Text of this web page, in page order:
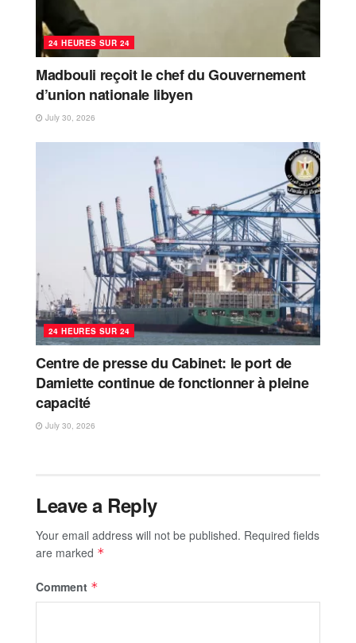
24 HEURES SUR 24
Madbouli reçoit le chef du Gouvernement
d’union nationale libyen
July 30, 2026
24 HEURES SUR 24
Centre de presse du Cabinet: le port de
Damiette continue de fonctionner à pleine
capacité
July 30, 2026
Leave a Reply
Your email address will not be published. Required fields
are marked *
Comment *